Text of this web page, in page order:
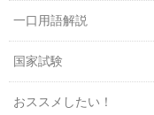
一口用語解説
国家試験
おススメしたい！